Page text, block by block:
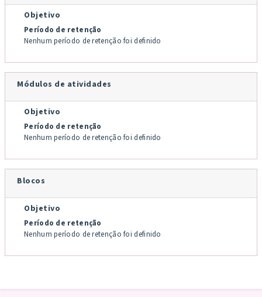
Objetivo
Período de retenção
Nenhum período de retenção foi definido
Módulos de atividades
Objetivo
Período de retenção
Nenhum período de retenção foi definido
Blocos
Objetivo
Período de retenção
Nenhum período de retenção foi definido